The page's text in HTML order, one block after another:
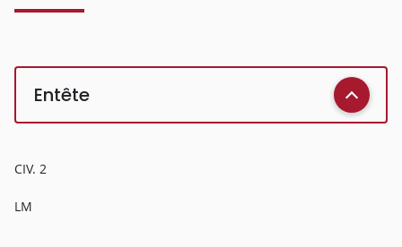
Entête
CIV. 2
LM